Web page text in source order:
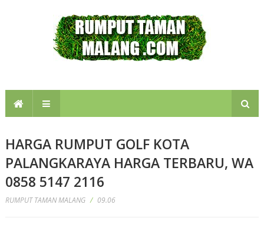
HARGA RUMPUT GOLF KOTA
PALANGKARAYA HARGA TERBARU, WA
0858 5147 2116
RUMPUT TAMAN MALANG / 09.06